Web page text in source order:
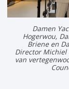
Damen
Hogerwou,
Briene en
Director Michiel
van